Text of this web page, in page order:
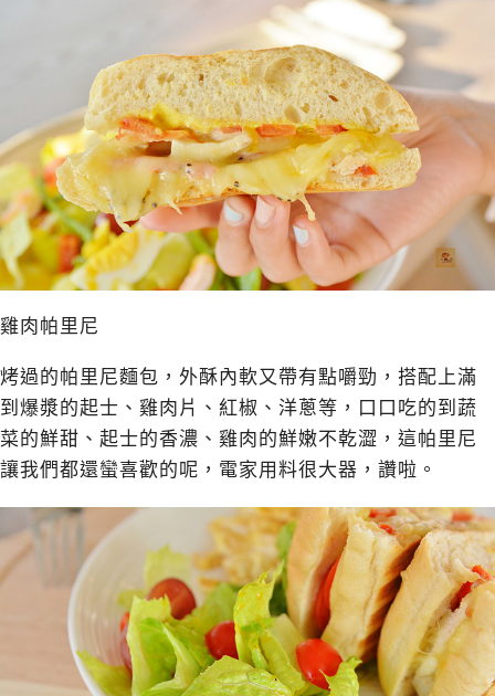
雞肉帕里尼
烤過的帕里尼麵包，外酥內軟又帶有點嚼勁，搭配上滿
到爆漿的起士、雞肉片、紅椒、洋蔥等，口口吃的到蔬
菜的鮮甜、起士的香濃、雞肉的鮮嫩不乾澀，這帕里尼
讓我們都還蠻喜歡的呢，電家用料很大器，讚啦。